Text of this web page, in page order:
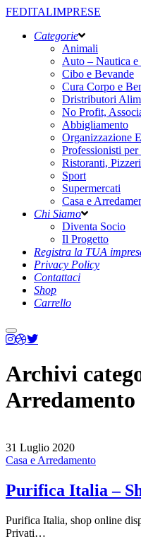
FEDITALIMPRESE
Categorie
Animali
Auto – Nautica
Cibo e Bevande
Cura Corpo e
Dristributori
No Profit,
Abbigliamento
Organizzazione
Professionisti
Ristoranti,
Sport
Supermercati
Casa e
Chi Siamo
Diventa Socio
Il Progetto
Registra la TUA
Privacy Policy
Contattaci
Shop
Carrello
Menu
principale
Archivi
Arredamento
31 Luglio 2020
Casa e Arredamento
Purifica Italia –
Purifica Italia, shop online
Privati…